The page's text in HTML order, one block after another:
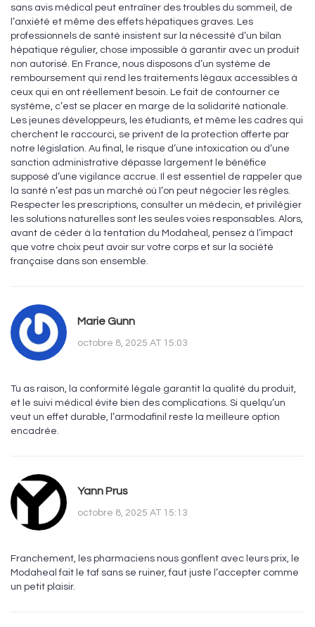
sans avis médical peut entraîner des troubles du sommeil, de
l’anxiété et même des effets hépatiques graves. Les
professionnels de santé insistent sur la nécessité d’un bilan
hépatique régulier, chose impossible à garantir avec un produit
non autorisé. En France, nous disposons d’un système de
remboursement qui rend les traitements légaux accessibles à
ceux qui en ont réellement besoin. Le fait de contourner ce
système, c’est se placer en marge de la solidarité nationale.
Les jeunes développeurs, les étudiants, et même les cadres qui
cherchent le raccourci, se privent de la protection offerte par
notre législation. Au final, le risque d’une intoxication ou d’une
sanction administrative dépasse largement le bénéfice
supposé d’une vigilance accrue. Il est essentiel de rappeler que
la santé n’est pas un marché où l’on peut négocier les règles.
Respecter les prescriptions, consulter un médecin, et privilégier
les solutions naturelles sont les seules voies responsables. Alors,
avant de céder à la tentation du Modaheal, pensez à l’impact
que votre choix peut avoir sur votre corps et sur la société
française dans son ensemble.
Marie Gunn
octobre 8, 2025 AT 15:03
Tu as raison, la conformité légale garantit la qualité du produit,
et le suivi médical évite bien des complications. Si quelqu’un
veut un effet durable, l’armodafinil reste la meilleure option
encadrée.
Yann Prus
octobre 8, 2025 AT 15:13
Franchement, les pharmaciens nous gonflent avec leurs prix, le
Modaheal fait le taf sans se ruiner, faut juste l’accepter comme
un petit plaisir.